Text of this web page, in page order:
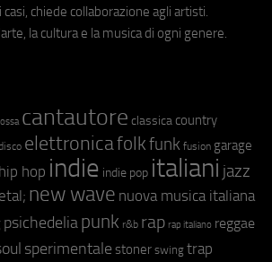
casi, chiede collaborazione agli artisti.
la cultura e la musica di ogni genere.
cantautore classica country
elettronicafolkfunk fusion garage
hip hop indie indie pop italiani jazz
new wave nuova musica italiana
psichedeliapunk r&b rap rap italiano reggae
sperimentale stoner swing trap